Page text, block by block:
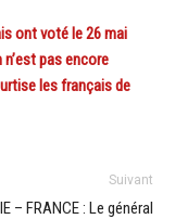
ont voté le 26 mai
n’est pas encore
les français de
Suivant
– FRANCE : Le général